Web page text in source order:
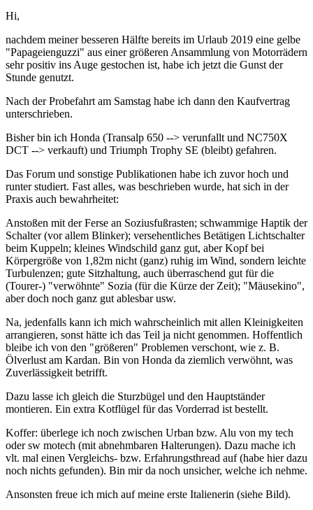
Hi,
nachdem meiner besseren Hälfte bereits im Urlaub 2019 eine gelbe
"Papageienguzzi" aus einer größeren Ansammlung von Motorrädern
sehr positiv ins Auge gestochen ist, habe ich jetzt die Gunst der
Stunde genutzt.
Nach der Probefahrt am Samstag habe ich dann den Kaufvertrag
unterschrieben.
Bisher bin ich Honda (Transalp 650 --> verunfallt und NC750X
DCT --> verkauft) und Triumph Trophy SE (bleibt) gefahren.
Das Forum und sonstige Publikationen habe ich zuvor hoch und
runter studiert. Fast alles, was beschrieben wurde, hat sich in der
Praxis auch bewahrheitet:
Anstoßen mit der Ferse an Soziusfußrasten; schwammige Haptik der
Schalter (vor allem Blinker); versehentliches Betätigen Lichtschalter
beim Kuppeln; kleines Windschild ganz gut, aber Kopf bei
Körpergröße von 1,82m nicht (ganz) ruhig im Wind, sondern leichte
Turbulenzen; gute Sitzhaltung, auch überraschend gut für die
(Tourer-) "verwöhnte" Sozia (für die Kürze der Zeit); "Mäusekino",
aber doch noch ganz gut ablesbar usw.
Na, jedenfalls kann ich mich wahrscheinlich mit allen Kleinigkeiten
arrangieren, sonst hätte ich das Teil ja nicht genommen. Hoffentlich
bleibe ich von den "größeren" Problemen verschont, wie z. B.
Ölverlust am Kardan. Bin von Honda da ziemlich verwöhnt, was
Zuverlässigkeit betrifft.
Dazu lasse ich gleich die Sturzbügel und den Hauptständer
montieren. Ein extra Kotflügel für das Vorderrad ist bestellt.
Koffer: überlege ich noch zwischen Urban bzw. Alu von my tech
oder sw motech (mit abnehmbaren Halterungen). Dazu mache ich
vlt. mal einen Vergleichs- bzw. Erfahrungsthread auf (habe hier dazu
noch nichts gefunden). Bin mir da noch unsicher, welche ich nehme.
Ansonsten freue ich mich auf meine erste Italienerin (siehe Bild).